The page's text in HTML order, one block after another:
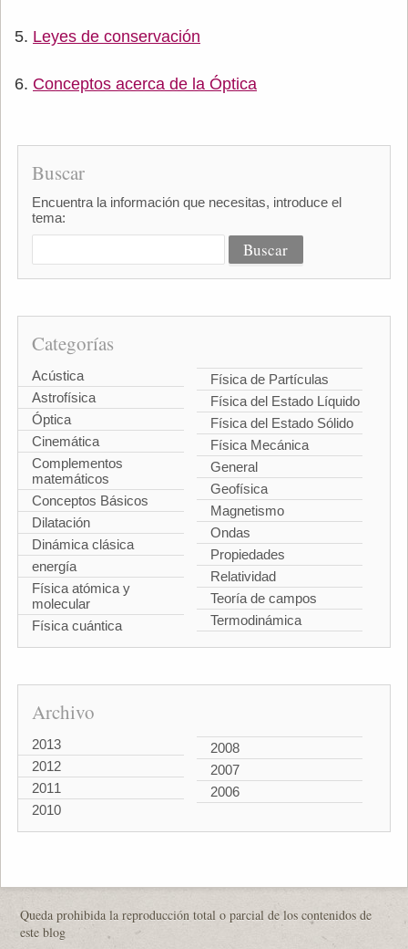
Leyes de conservación
Conceptos acerca de la Óptica
Buscar
Encuentra la información que necesitas, introduce el
tema:
Categorías
Acústica
Astrofísica
Óptica
Cinemática
Complementos
matemáticos
Conceptos Básicos
Dilatación
Dinámica clásica
energía
Física atómica y
molecular
Física cuántica
Física de Partículas
Física del Estado Líquido
Física del Estado Sólido
Física Mecánica
General
Geofísica
Magnetismo
Ondas
Propiedades
Relatividad
Teoría de campos
Termodinámica
Archivo
2013
2012
2011
2010
2008
2007
2006
Queda prohibida la reproducción total o parcial de los contenidos de
este blog